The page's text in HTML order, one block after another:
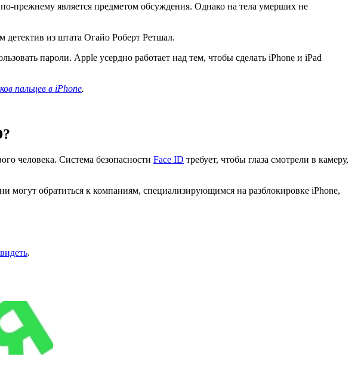
прежнему является предметом обсуждения. Однако на тела умерших не
из штата Огайо Роберт Ретшал.
пароли. Apple усердно работает над тем, чтобы сделать iPhone и iPad
пальцев в iPhone.
человека. Система безопасности Face ID требует, чтобы глаза смотрели в камеру,
могут обратиться к компаниям, специализирующимся на разблокировке iPhone,
.